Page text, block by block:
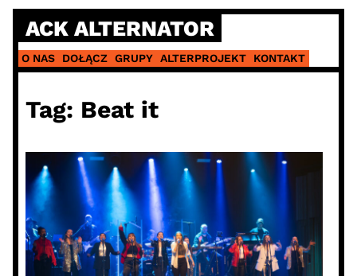
Skip
content
ACK ALTERNATOR
O NAS DOŁĄCZ GRUPY ALTERPROJEKT KONTAKT
Tag: Beat it